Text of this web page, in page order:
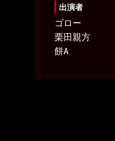
出演者
ゴロー
栗田親方
餅A